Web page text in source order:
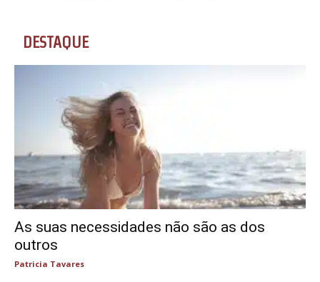
DESTAQUE
As suas necessidades não são as dos
outros
Patricia Tavares